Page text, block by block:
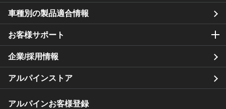
車種別の製品適合情報
お客様サポート
企業/採用情報
アルパインストア
アルパインお客様登録